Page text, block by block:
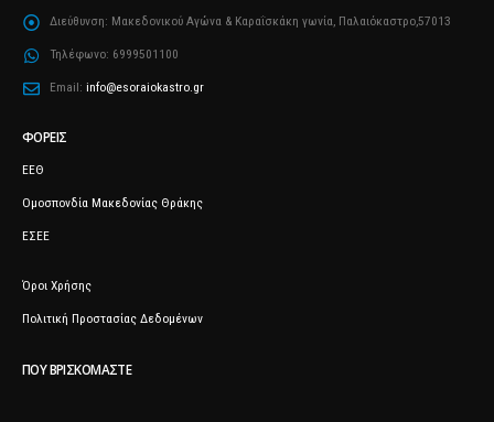
Διεύθυνση: Μακεδονικού Αγώνα & Καραΐσκάκη γωνία, Παλαιόκαστρο,57013
Τηλέφωνο: 6999501100
Email: info@esoraiokastro.gr
ΦΟΡΕΊΣ
ΕΕΘ
Ομοσπονδία Μακεδονίας Θράκης
ΕΣΕΕ
Όροι Χρήσης
Πολιτική Προστασίας Δεδομένων
ΠΟΥ ΒΡΙΣΚΌΜΑΣΤΕ